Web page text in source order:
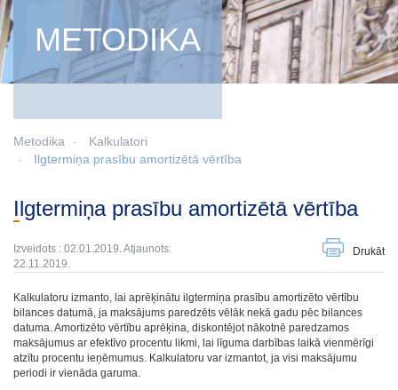
METODIKA
Metodika
Kalkulatori
Ilgtermiņa prasību amortizētā vērtība
Ilgtermiņa prasību amortizētā vērtība
Izveidots : 02.01.2019. Atjaunots:
22.11.2019.
Drukāt
Kalkulatoru izmanto, lai aprēķinātu ilgtermiņa prasību amortizēto vērtību
bilances datumā, ja maksājums paredzēts vēlāk nekā gadu pēc bilances
datuma. Amortizēto vērtību aprēķina, diskontējot nākotnē paredzamos
maksājumus ar efektīvo procentu likmi, lai līguma darbības laikā vienmērīgi
atzītu procentu ieņēmumus. Kalkulatoru var izmantot, ja visi maksājumu
periodi ir vienāda garuma.